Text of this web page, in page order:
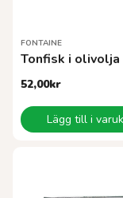
FONTAINE
Tonfisk i olivolja
52,00kr
Lägg till i